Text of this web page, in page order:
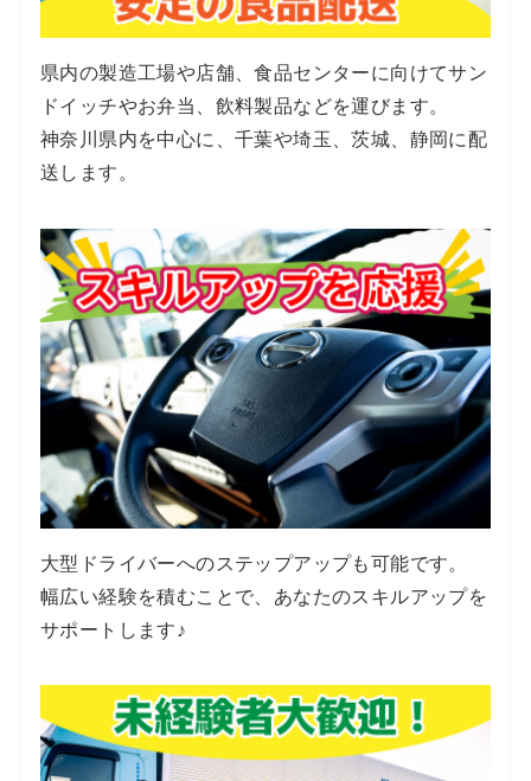
県内の製造工場や店舗、食品センターに向けてサン
ドイッチやお弁当、飲料製品などを運びます。
神奈川県内を中心に、千葉や埼玉、茨城、静岡に配
送します。
大型ドライバーへのステップアップも可能です。
幅広い経験を積むことで、あなたのスキルアップを
サポートします♪